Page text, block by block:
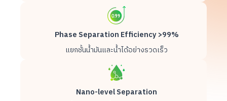
Phase Separation Efficiency >99%
แยกชั้นน้ำมันและน้ำได้อย่างรวดเร็ว
Nano-level Separation